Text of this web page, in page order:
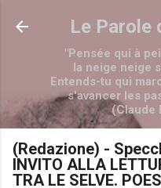
Passa ai
Le Parole
"Pensée qui à
la neige neige
Entends-tu qui
s'avancer les
(Claude
(Redazione) -
INVITO ALLA
TRA LE SELVE.